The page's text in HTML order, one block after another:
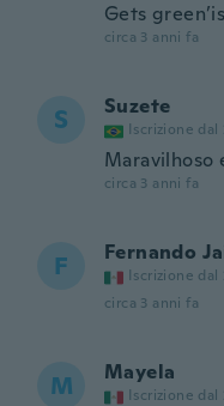
Gets
circa 3 anni fa
S Suzete
Iscrizione dal
Maravilhoso
circa 3 anni fa
F Fernando
Iscrizione dal
circa 3 anni fa
M Mayela
Iscrizione dal